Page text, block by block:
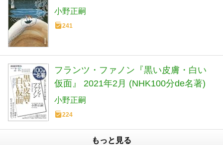
小野正嗣
241
フランツ・ファノン『黒い皮膚・白い
仮面』 2021年2月 (NHK100分de名著)
小野正嗣
224
もっと見る